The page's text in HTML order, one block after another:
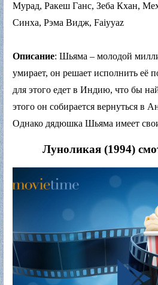
Мурад, Ракеш Ганс, Зеба Кхан,
Синха, Рэма Видж, Faiyyaz
Описание: Шьяма – молодой
умирает, он решает исполнить её
для этого едет в Индию, что бы
этого он собирается вернуться в
Однако дядюшка Шьяма имеет
Луноликая (1994)